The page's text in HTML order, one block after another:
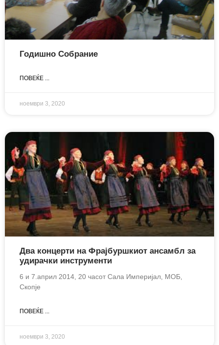
Годишно Собрание
ПОВЕЌЕ ...
ноември 3, 2020
Два концерти на Фрајбуршкиот ансамбл за
удирачки инструменти
6 и 7.април 2014, 20 часот Сала Империјал, МОБ,
Скопје
ПОВЕЌЕ ...
ноември 3, 2020